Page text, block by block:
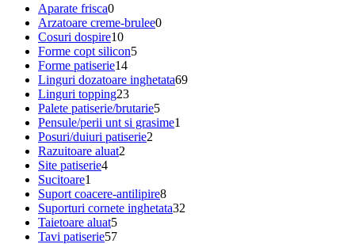
Aparate frisca0
Arzatoare creme-brulee0
Cosuri dospire10
Forme copt silicon5
Forme patiserie14
Linguri dozatoare inghetata69
Linguri topping23
Palete patiserie/brutarie5
Pensule/perii unt si grasime1
Posuri/duiuri patiserie2
Razuitoare aluat2
Site patiserie4
Sucitoare1
Suport coacere-antilipire8
Suporturi cornete inghetata32
Taietoare aluat5
Tavi patiserie57